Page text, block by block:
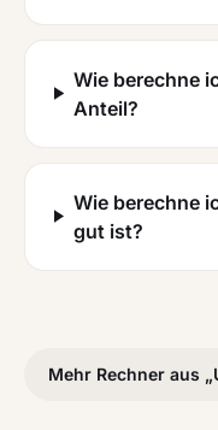
Wie berechne
Anteil?
Wie berechne
gut ist?
Mehr Rechner aus „